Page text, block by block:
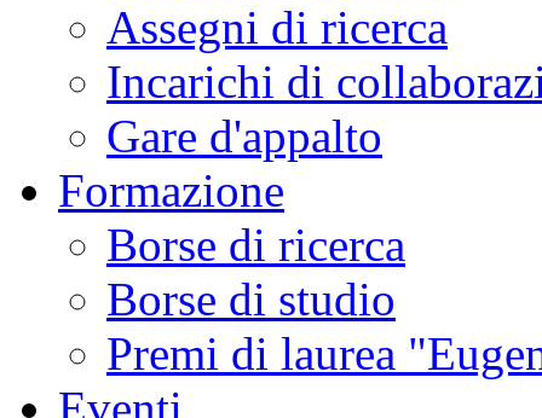
Assegni di ricerca
Incarichi di
Gare d'appalto
Formazione
Borse di ricerca
Borse di studio
Premi di laurea